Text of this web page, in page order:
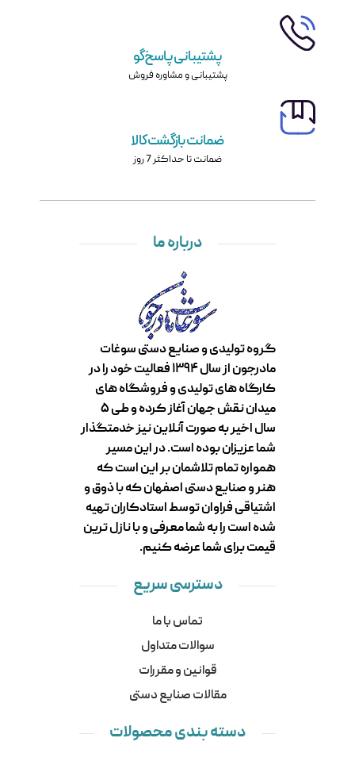
پشتیبانی پاسخ‌گو
پشتیبانی و مشاوره فروش
ضمانت بازگشت کالا
ضمانت تا حداکثر 7 روز
درباره ما
گروه تولیدی و صنایع دستی سوغات
مادرجون از سال ۱۳۹۴ فعالیت خود را در
کارگاه های تولیدی و فروشگاه های
میدان نقش جهان آغاز کرده و طی ۵
سال اخیر به صورت آنلاین نیز خدمتگذار
شما عزیزان بوده است. در این مسیر
همواره تمام تلاشمان بر این است که
هنر و صنایع دستی اصفهان که با ذوق و
اشتیاقی فراوان توسط استادکاران تهیه
شده است را به شما معرفی و با نازل ترین
قیمت برای شما عرضه کنیم.
دسترسی سریع
تماس با ما
سوالات متداول
قوانین و مقررات
مقالات صنایع دستی
دسته بندی محصولات